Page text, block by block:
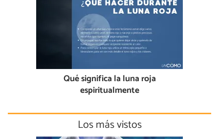
Qué significa la luna roja
espiritualmente
Los más vistos